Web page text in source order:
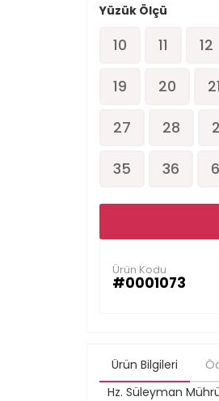
Yüzük Ölçü
10 11 12
19 20 21
27 28
35 36 6
Ürün Kodu
#0001073
Ürün Bilgileri
Hz. Süleyman